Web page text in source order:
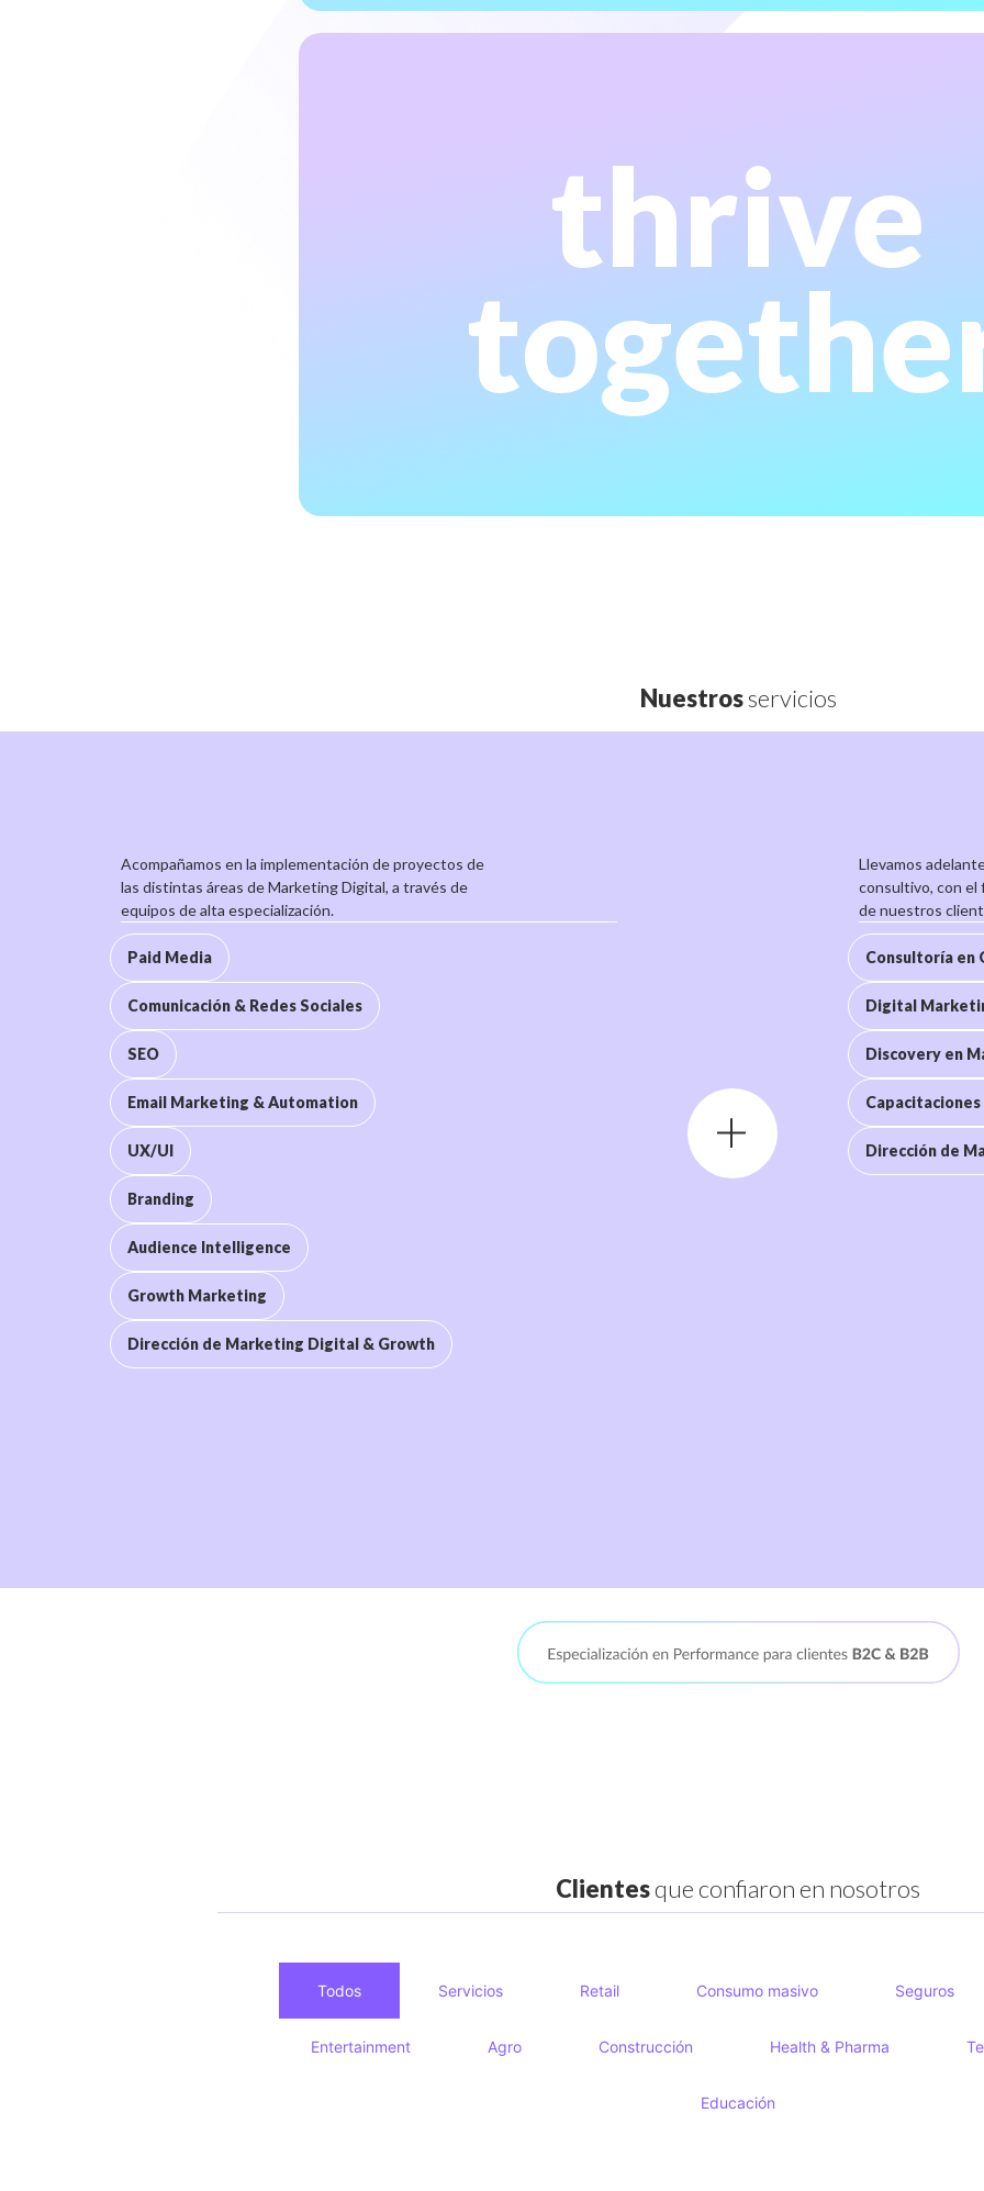
thrive
Con el foco puesto en el crecimiento del negocio y con la
acompañamos a nuestros clientes desde una mirada
consultiva con capacidad de ejecución.
Nuestrosservicios
Acompañamos en la implementación de proyectos de
las distintas áreas de Marketing Digital, a través de
equipos de alta especialización.
Paid Media
Comunicación & Redes Sociales
SEO
Email Marketing & Automation
UX/UI
Branding
Audience Intelligence
Growth Marketing
Dirección de Marketing Digital & Growth
Comunicación & Redes Sociales
SEO
Email Marketing & Automation
Branding
Llevamos
consultivo, con el
de nuestros
Consultoría en
Digital
Discovery en
Dirección de
Consultoría en
Digital
Discovery en
Clientesque confiaron en nosotros
Todos Servicios Retail Consumo masivo Seguros
Entertainment Agro Construcción Health & Pharma
Educación